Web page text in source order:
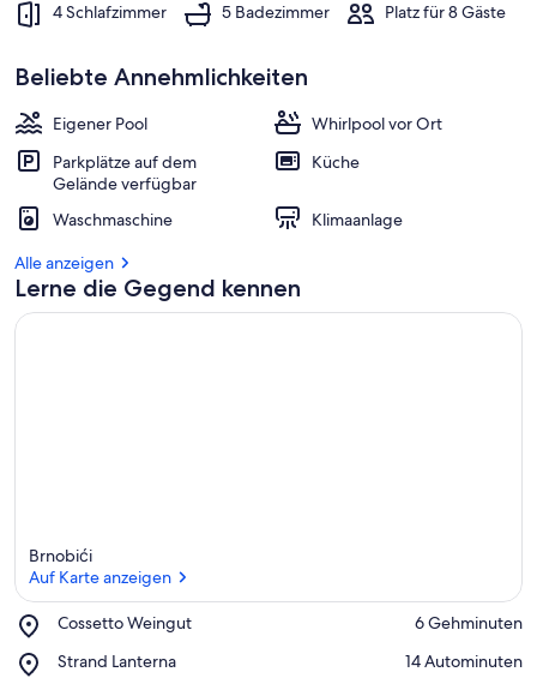
4 Schlafzimmer 5 Badezimmer Platz für 8 Gäste
Beliebte Annehmlichkeiten
Eigener Pool
Whirlpool vor Ort
Parkplätze auf dem
Gelände verfügbar
Küche
Waschmaschine
Klimaanlage
Alle anzeigen
Lerne die Gegend kennen
Brnobići
Auf Karte anzeigen
Cossetto Weingut
Place,
Weingut
‪6 Gehminuten‬
Strand Lanterna
Place,
‪14 Autominuten‬